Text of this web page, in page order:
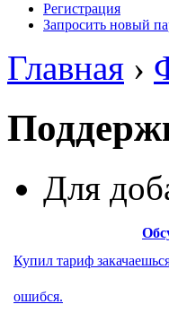
Регистрация
Запросить новый
Главная ›
Для
Купил тариф
ошибся.